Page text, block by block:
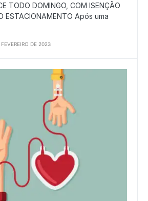
TODO DOMINGO, COM ISENÇÃO
ESTACIONAMENTO Após uma
DE 2023